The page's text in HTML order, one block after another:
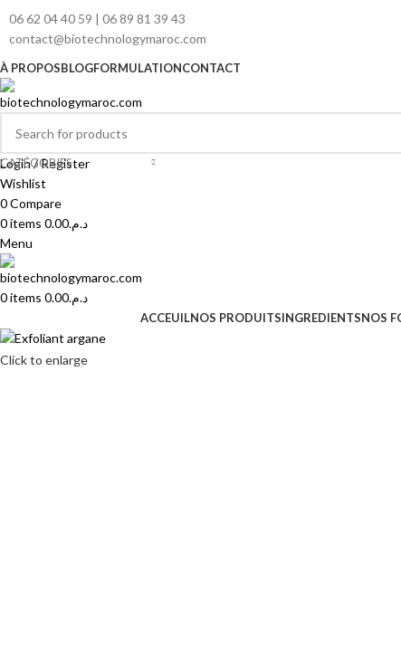
06 62 04 40 59 | 06 89 81 39 43
contact@biotechnologymaroc.com
À PROPOSBLOGFORMULATIONCONTACT
CATÉGORIES
Login / Register
Wishlist
0Compare
0items د.م.0.00
Menu
0items د.م.0.00
ACCEUILNOS PRODUITSINGREDIENTSNOS
Click to enlarge